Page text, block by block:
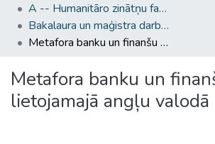
A -- Humanitāro zinātņu fakultāte / Faculty of Humanities
Bakalaura un maģistra darbi (HZF) / Bachelor's and Master's theses
Metafora banku un finanšu jomā lietojamajā angļu valodā
Metafora banku un
lietojamajā angļu valodā